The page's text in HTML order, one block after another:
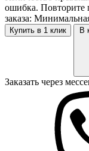
ошибка. Повторите
заказа:
В
Заказать через